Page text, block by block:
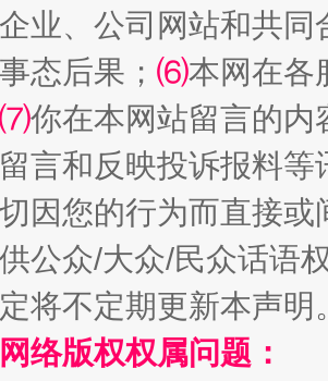
业、公司网站和共
态后果； ⑹本网在各
⑺你在本网站留言的内
言和反映投诉报料
因您的行为而直接
公众/大众/民众话语
将不定期更新本声明
络版权权属问题：